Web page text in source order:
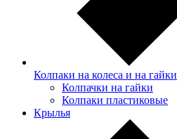
Колпаки на колеса и на гайки
Колпачки на гайки
Колпаки пластиковые
Крылья